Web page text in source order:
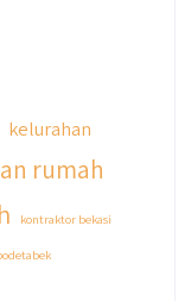
kelurahan
rumah
kontraktor bekasi